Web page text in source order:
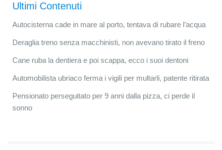
Ultimi Contenuti
Autocisterna cade in mare al porto, tentava di rubare l’acqua
Deraglia treno senza macchinisti, non avevano tirato il freno
Cane ruba la dentiera e poi scappa, ecco i suoi dentoni
Automobilista ubriaco ferma i vigili per multarli, patente ritirata
Pensionato perseguitato per 9 anni dalla pizza, ci perde il
sonno